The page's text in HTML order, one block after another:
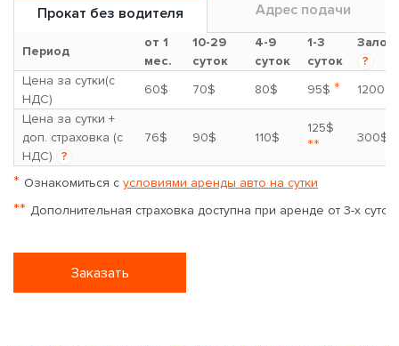
Прокат без водителя Адрес подачи
Период
от 1
мес.
10-29
суток
4-9
суток
1-3
суток
Залог
?
Цена за сутки(с
НДС)
60$ 70$ 80$ 95$ *
1200$
Цена за сутки +
доп. страховка (с
НДС)
?
76$ 90$ 110$
125$
** 300$
* Ознакомиться с условиями аренды авто на сутки
** Дополнительная страховка доступна при аренде от 3-х суток
Заказать